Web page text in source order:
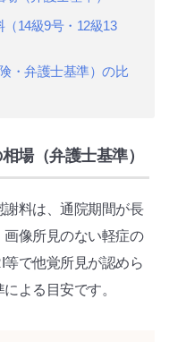
14級9号・12級13
・弁護士基準）の比
場（弁護士基準）
料は、通院期間が長
画像所見のない軽症の
で他覚所見が認めら
よる目安です。